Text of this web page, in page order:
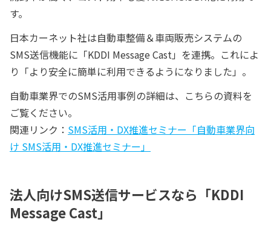
す。
日本カーネット社は自動車整備＆車両販売システムの
SMS送信機能に「KDDI Message Cast」を連携。これによ
り「より安全に簡単に利用できるようになりました」。
自動車業界でのSMS活用事例の詳細は、こちらの資料を
ご覧ください。
関連リンク： SMS活用・DX推進セミナー「自動車業界向
け SMS活用・DX推進セミナー」
法人向けSMS送信サービスなら「KDDI
Message Cast」